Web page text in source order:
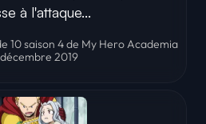
à l'attaque...
10 saison 4 de My Hero Academia
décembre 2019